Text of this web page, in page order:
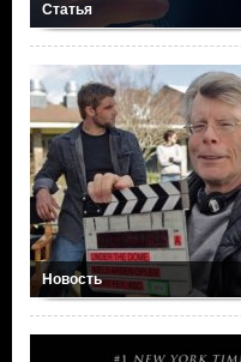
Статья
Новость